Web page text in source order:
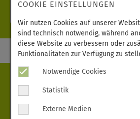
weiterlesen
Lebensmelodien
23.06.2026 Annaberg
Wenn aus einem Ton eine Pause wird
Motto stand die jährliche
COOKIE EINSTELLUNGEN
Wir nutzen Cookies auf unserer
sind technisch notwendig, während
diese Website zu verbessern oder
Funktionalitäten zur Verfügung zu
Notwendige Cookies
Statistik
Externe Medien